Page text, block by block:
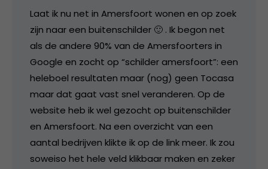
Laat ik nu net in Amersfoort wonen en op zoek
zijn naar een buitenschilder 🙂 . Ik begon net
als de andere 90% van de Amersfoorters in
Google en zocht op “schilder amersfoort”: een
heleboel resultaten maar (nog) geen Tocasa
maar dat gaat vast snel veranderen. Op de
website heb ik wel gezocht op buitenschilder
en Amersfoort. Na een overzicht van een
aantal bedrijven klikte ik op de link meer. Ik zou
soweiso het hele veld klikbaar maken en zeker